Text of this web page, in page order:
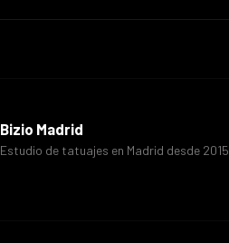
Bizio Madrid
Estudio de tatuajes en Madrid desde 2015